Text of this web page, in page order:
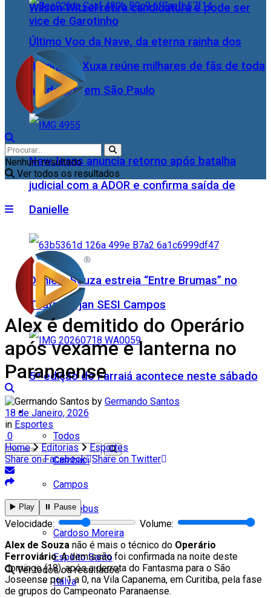
Último Voo da Nave, da eterna rainha dos
Baixinhos, Xuxa reúne milhares de fãs de toda
as idades, em São Paulo
NewJeans anuncia retorno após batalha
judicial com a ADOR e confirma saída de
Danielle
Daniele Souza estreia “Entre Brumas” no
Teatro Firjan SESI Campos
5ª edição do Farraiá acontece neste sábado
Cidades
Todos
Cambuci
Campos
Carapebus
Cardoso Moreira
Espírito Santo
Italva
Wilson Witzel retira candidatura e pode ser
vice de Garotinho
Nenhum resultado
Ver todos os resultados
Nenhum resultado
Ver todos os resultados
Alex é demitido do Operário
após vexame e lanterna no
Paranaense
by Germando Santos
18 de Janeiro, 2026
in Esportes
0
Home
Editorias
Esportes
Share on Facebook Share on Twitter
▶️ Play ⏸️ Pause
Velocidade:
Volume:
Alex de Souza não é mais o técnico do Operário
Ferroviário. A demissão foi confirmada na noite deste
domingo (18), após a derrota do Fantasma para o São
Joseense por 1 a 0, na Vila Capanema, em Curitiba, pela fase
de grupos do Campeonato Paranaense.